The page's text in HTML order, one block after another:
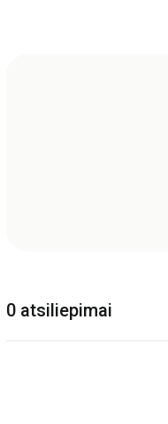
0 atsiliepimai